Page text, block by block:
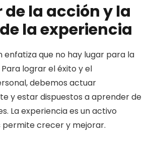
de la acción y la
la experiencia
enfatiza que no hay lugar para la
lograr el éxito y el
debemos actuar
y estar dispuestos a aprender de
La experiencia es un activo
permite crecer y mejorar.